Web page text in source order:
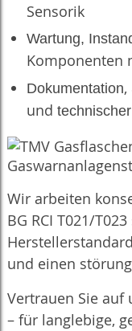
Sensorik
Wartung,
Komponenten
Dokumentation,
und
Wir arbeiten
BG RCI T021/
und einen
Vertrauen Sie auf
– für langlebige,